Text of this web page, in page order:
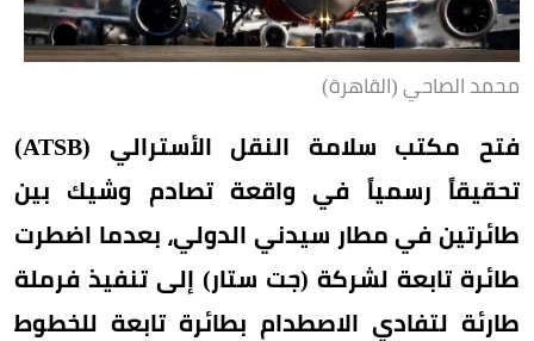
محمد الصاحي (القاهرة)
فتح مكتب سلامة النقل الأسترالي (ATSB)
تحقيقاً رسمياً في واقعة تصادم وشيك بين
طائرتين في مطار سيدني الدولي، بعدما اضطرت
طائرة تابعة لشركة (جت ستار) إلى تنفيذ فرملة
طارئة لتفادي الاصطدام بطائرة تابعة للخطوط